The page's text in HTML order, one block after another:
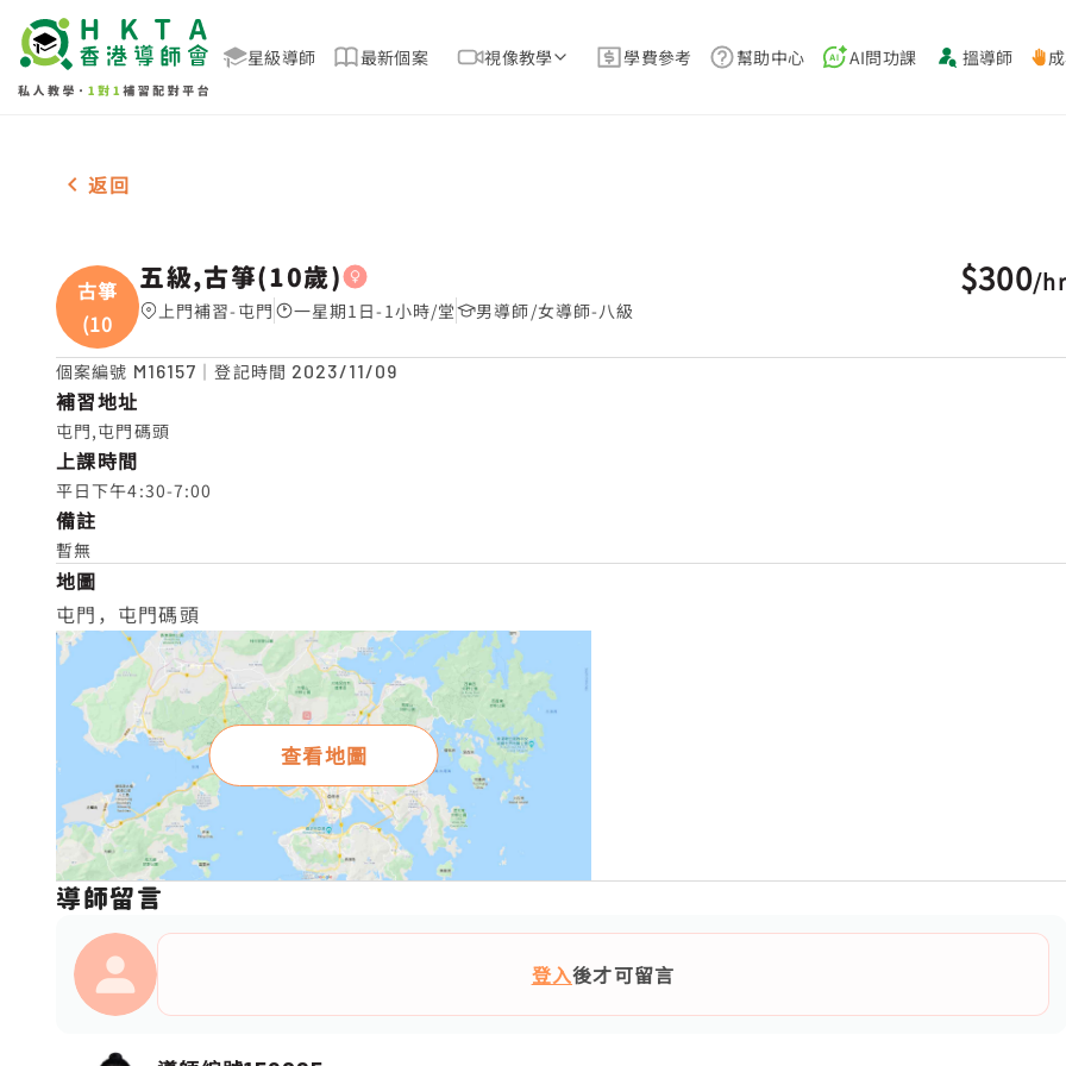
星級導師 最新個案 視像教學 學費參考 幫助中心 AI問功課 搵導師
女-1名 五級,古箏(10歲)，屯門 補習推介
返回
古箏
(10
五級,古箏(10歲)
上門補習-屯門 一星期1日-1小時/堂 男導師/女導師-八級
$300/hr
個案編號 M16157 ｜登記時間 2023/11/09
補習地址
屯門,屯門碼頭
上課時間
平日下午4:30-7:00
備註
暫無
地圖
屯門，屯門碼頭
查看地圖
導師留言
登入後才可留言